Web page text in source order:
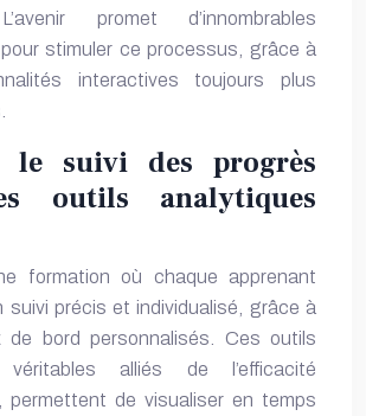
promet d’innombrables
stimuler ce processus, grâce à
interactives toujours plus
le suivi des progrès
outils analytiques
formation où chaque apprenant
suivi précis et individualisé, grâce à
de bord personnalisés. Ces outils
véritables alliés de l’efficacité
permettent de visualiser en temps